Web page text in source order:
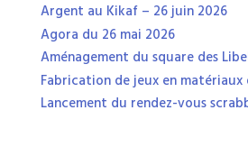
Argent au Kikaf – 26 juin 2026
Agora du 26 mai 2026
Aménagement du square des
Fabrication de jeux en matériaux
Lancement du rendez-vous